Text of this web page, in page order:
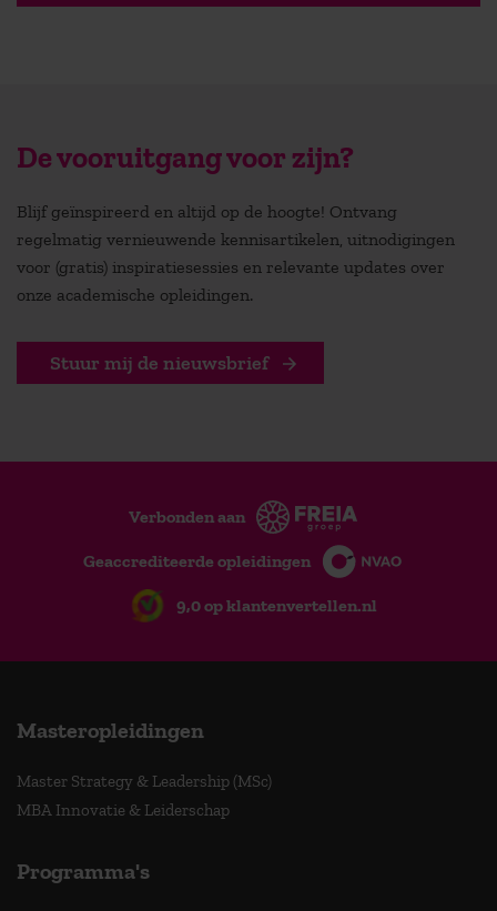
De vooruitgang voor zijn?
Blijf geïnspireerd en altijd op de hoogte! Ontvang
regelmatig vernieuwende kennisartikelen, uitnodigingen
voor (gratis) inspiratiesessies en relevante updates over
onze academische opleidingen.
Stuur mij de nieuwsbrief
Verbonden aan
Geaccrediteerde opleidingen
9,0 op klantenvertellen.nl
Masteropleidingen
Master Strategy & Leadership (MSc)
MBA Innovatie & Leiderschap
Programma's